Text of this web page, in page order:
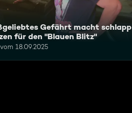
Gefährt macht schlapp
für den "Blauen Blitz"
18.09.2025